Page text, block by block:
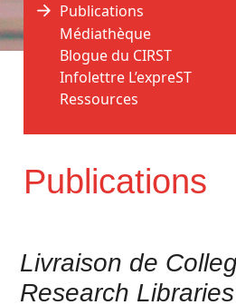
Accueil > Publications >
Publications
Publications
Médiathèque
Blogue du CIRST
Infolettre L’expreST
Ressources
Livraison de
Research